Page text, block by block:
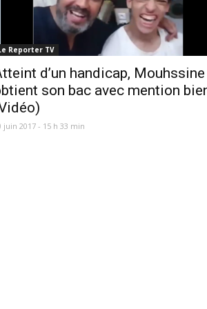
Reporter TV
d’un handicap, Mouhssine
son bac avec mention
juin 2017 - 15 h 33 min